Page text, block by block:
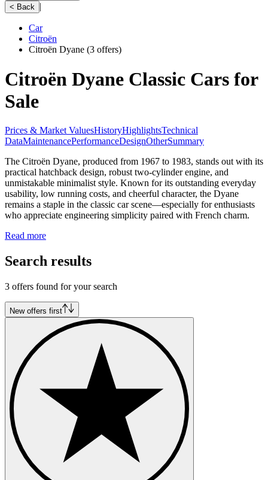
< Back |
Car
Citroën
Citroën Dyane (3 offers)
Citroën Dyane Classic Cars for
Sale
Prices & Market ValuesHistoryHighlightsTechnical
DataMaintenancePerformanceDesignOtherSummary
The Citroën Dyane, produced from 1967 to 1983, stands out with its
practical hatchback design, robust two-cylinder engine, and
unmistakable minimalist style. Known for its outstanding everyday
usability, low running costs, and cheerful character, the Dyane
remains a staple in the classic car scene—especially for enthusiasts
who appreciate engineering simplicity paired with French charm.
Read more
Search results
3 offers found for your search
New offers first